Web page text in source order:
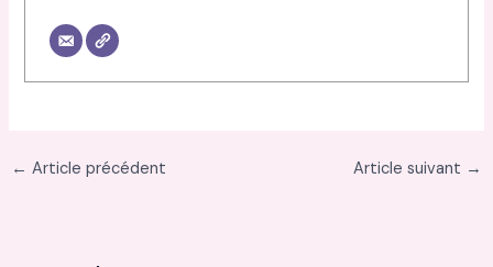
← Article précédent Article suivant →